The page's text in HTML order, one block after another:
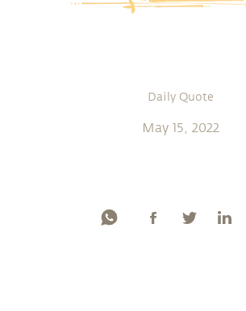
Daily Quote
May 15, 2022